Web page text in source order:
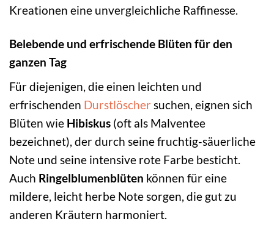
Kreationen eine unvergleichliche Raffinesse.
Belebende und erfrischende Blüten für den
ganzen Tag
Für diejenigen, die einen leichten und
erfrischenden Durstlöscher suchen, eignen sich
Blüten wie Hibiskus (oft als Malventee
bezeichnet), der durch seine fruchtig-säuerliche
Note und seine intensive rote Farbe besticht.
Auch Ringelblumenblüten können für eine
mildere, leicht herbe Note sorgen, die gut zu
anderen Kräutern harmoniert.